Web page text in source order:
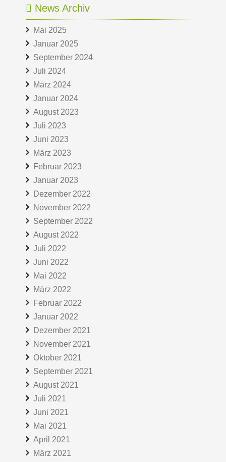
News Archiv
Mai 2025
Januar 2025
September 2024
Juli 2024
März 2024
Januar 2024
August 2023
Juli 2023
Juni 2023
März 2023
Februar 2023
Januar 2023
Dezember 2022
November 2022
September 2022
August 2022
Juli 2022
Juni 2022
Mai 2022
März 2022
Februar 2022
Januar 2022
Dezember 2021
November 2021
Oktober 2021
September 2021
August 2021
Juli 2021
Juni 2021
Mai 2021
April 2021
März 2021